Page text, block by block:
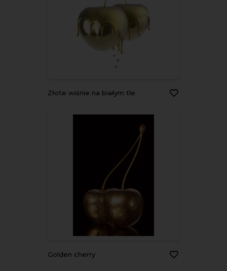
Złote wiśnie na białym tle
golden cherry